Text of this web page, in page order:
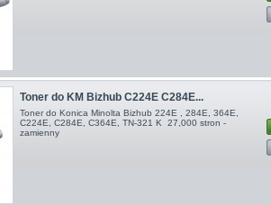
Toner do KM Bizhub C224E C284E...
Toner do Konica Minolta Bizhub 224E , 284E, 364E,
C224E, C284E, C364E, TN-321 K 27,000 stron -
zamienny